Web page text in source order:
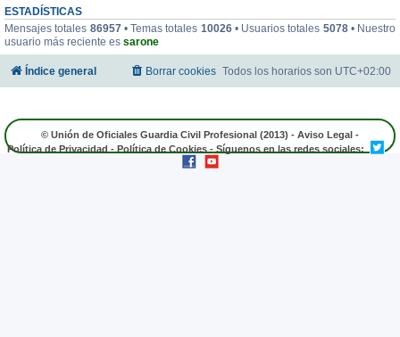
ESTADÍSTICAS
Mensajes totales 86957• Temas totales 10026• Usuarios totales 5078• Nuestro
usuario más reciente es sarone
Índice general Todos los horarios son UTC+02:00
Borrar cookies
© Unión de Oficiales Guardia Civil Profesional (2013) - Aviso Legal -
Política de Privacidad - Política de Cookies - Síguenos en las redes sociales: